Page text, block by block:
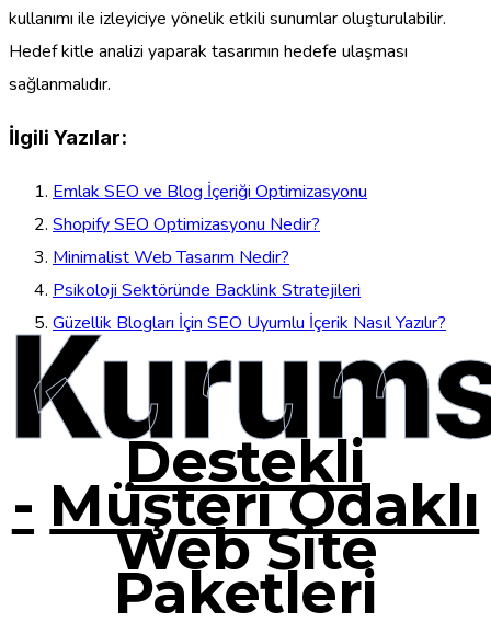
kullanımı ile izleyiciye yönelik etkili sunumlar oluşturulabilir.
Hedef kitle analizi yaparak tasarımın hedefe ulaşması
sağlanmalıdır.
İlgili Yazılar:
Emlak SEO ve Blog İçeriği Optimizasyonu
Shopify SEO Optimizasyonu Nedir?
Minimalist Web Tasarım Nedir?
Psikoloji Sektöründe Backlink Stratejileri
Güzellik Blogları İçin SEO Uyumlu İçerik Nasıl Yazılır?
Destekli
- Müşteri Odaklı
Web Site
Paketleri